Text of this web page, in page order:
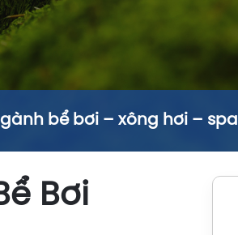
bể bơi – xông hơi – spa
Bơi